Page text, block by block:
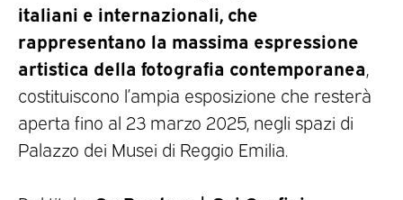
italiani e internazionali, che
rappresentano la massima espressione
artistica della fotografia contemporanea,
costituiscono l’ampia esposizione che resterà
aperta fino al 23 marzo 2025, negli spazi di
Palazzo dei Musei di Reggio Emilia.